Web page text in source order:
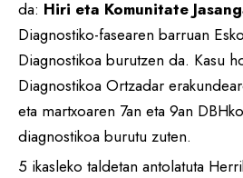
da: Hiri eta Komunitate
Diagnostiko-fasearen barruan
Diagnostikoa burutzen da. Kasu
Diagnostikoa Ortzadar
eta martxoaren 7an eta 9an
diagnostikoa burutu zuten.
5 ikasleko taldetan antolatuta